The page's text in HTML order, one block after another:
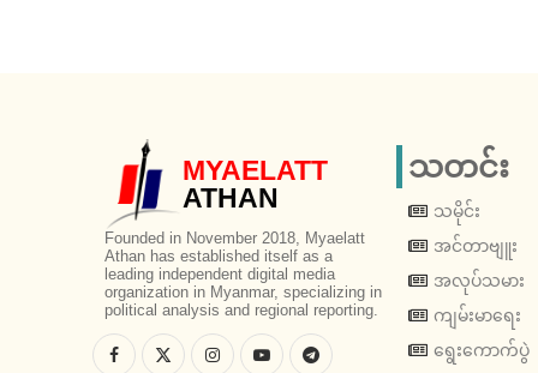
MYAELATT
ATHAN
Founded in November 2018, Myaelatt
Athan has established itself as a
leading independent digital media
organization in Myanmar, specializing in
political analysis and regional reporting.
သတင်း
သမိုင်း
အင်တာဗျူး
အလုပ်သမား
ကျမ်းမာရေး
ရွေးကောက်ပွဲ